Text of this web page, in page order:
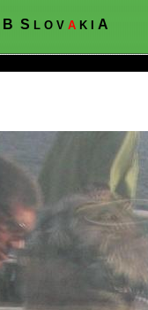
B S L O V A K I A